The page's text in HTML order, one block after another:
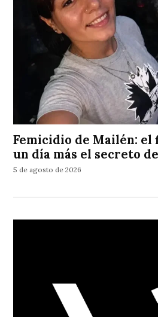
Femicidio de Mailén:
un día más el secreto
5 de agosto de 2026